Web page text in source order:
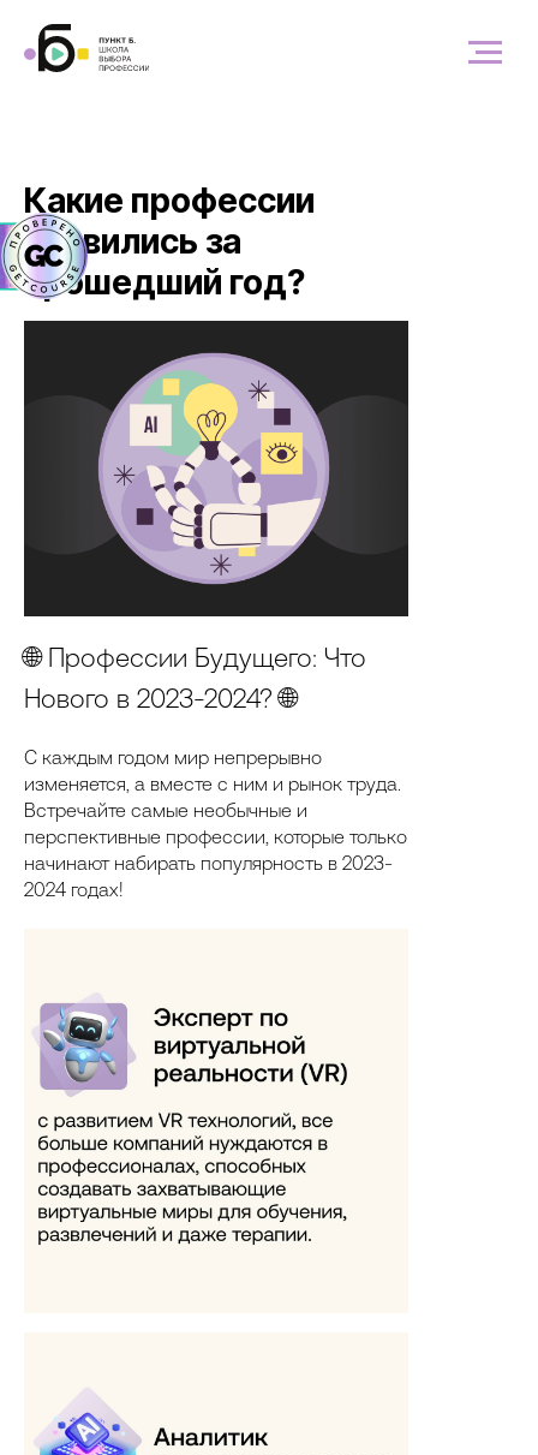
Какие профессии
появились за
прошедший год?
🌐 Профессии Будущего: Что
Нового в 2023-2024? 🌐
С каждым годом мир непрерывно
изменяется, а вместе с ним и рынок труда.
Встречайте самые необычные и
перспективные профессии, которые только
начинают набирать популярность в 2023-
2024 годах!